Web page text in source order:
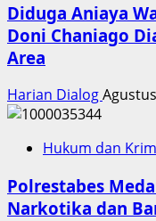
Diduga Aniaya
Doni Chaniago
Area
Harian Dialog
Hukum dan
Polrestabes
Narkotika dan